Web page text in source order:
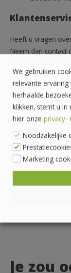
Heeft u vragen
Neem dan contact
per e-mail of via
Pallethandel Pallet
Draaibrugweg 2
1332 AC Almere
Telefoon: 036 760
KvK-nummer:
info@palletplaza.nl
We gebruiken
relevante
herhaalde
klikken, stemt u in
hier onze privacy-
Noodzakelijke
Marketing